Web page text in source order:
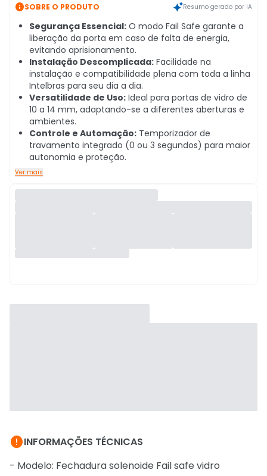
SOBRE O PRODUTO Resumo gerado por IA
Segurança Essencial: O modo Fail Safe garante a
liberação da porta em caso de falta de energia,
evitando aprisionamento.
Instalação Descomplicada: Facilidade na
instalação e compatibilidade plena com toda a linha
Intelbras para seu dia a dia.
Versatilidade de Uso: Ideal para portas de vidro de
10 a 14 mm, adaptando-se a diferentes aberturas e
ambientes.
Controle e Automação: Temporizador de
travamento integrado (0 ou 3 segundos) para maior
autonomia e proteção.
Ver mais
INFORMAÇÕES TÉCNICAS
- Modelo: Fechadura solenoide Fail safe vidro